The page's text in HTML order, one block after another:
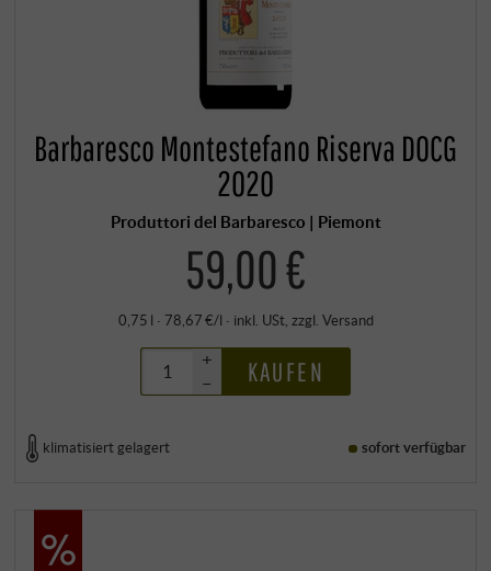
Barbaresco Montestefano Riserva DOCG
2020
Produttori del Barbaresco | Piemont
59,00 €
0,75 l · 78,67 €/l · inkl. USt, zzgl. Versand
+
–
KAUFEN
klimatisiert gelagert sofort verfügbar